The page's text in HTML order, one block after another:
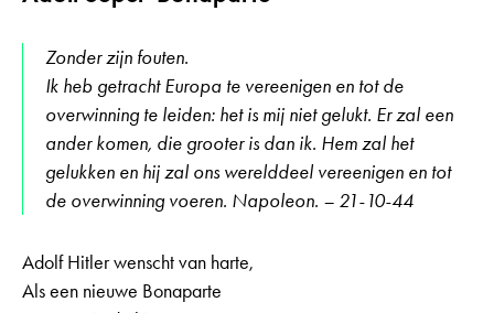
Zonder zijn fouten.
Ik heb getracht Europa te vereenigen en tot de
overwinning te leiden: het is mij niet gelukt. Er zal een
ander komen, die grooter is dan ik. Hem zal het
gelukken en hij zal ons werelddeel vereenigen en tot
de overwinning voeren. Napoleon. – 21-10-44
Adolf Hitler wenscht van harte,
Als een nieuwe Bonaparte